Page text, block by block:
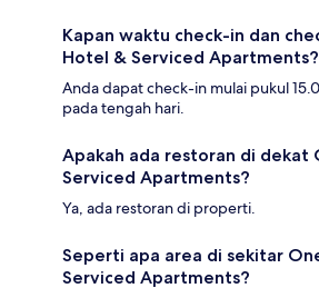
Kapan waktu check-in dan
Hotel & Serviced Apartments?
Anda dapat check-in mulai pukul
pada tengah hari.
Apakah ada restoran di dekat
Serviced Apartments?
Ya, ada restoran di properti.
Seperti apa area di sekitar
Serviced Apartments?